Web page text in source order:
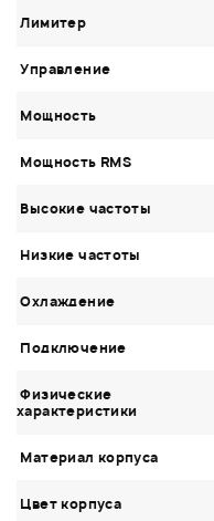
Лимитер
Управление
Мощность
Мощность RMS
Высокие частоты
Низкие частоты
Охлаждение
Подключение
Физические
характеристики
Материал корпуса
Цвет корпуса